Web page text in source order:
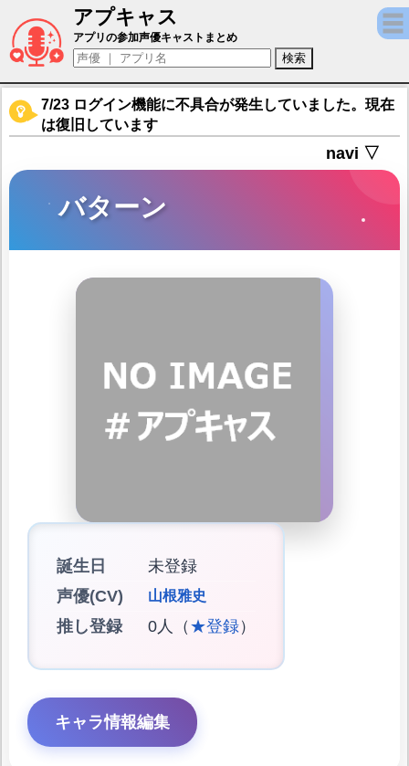
アプキャス
バターン（声優：山根雅史)【アカシックク
アプリの参加声優キャストまとめ
7/23 ログイン機能に不具合が発生していました。現在
は復旧しています
navi ▽
バターン
誕生日
未登録
声優(CV)
山根雅史
推し登録 0人（ ★登録）
キャラ情報編集